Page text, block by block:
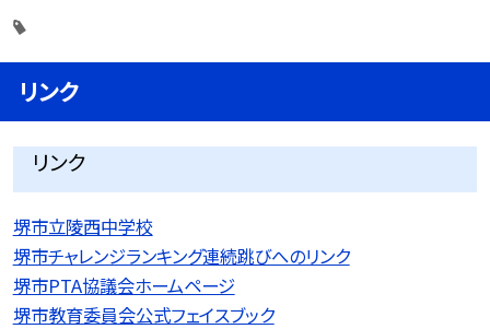
リンク
リンク
堺市立陵西中学校
堺市チャレンジランキング連続跳びへのリンク
堺市PTA協議会ホームページ
堺市教育委員会公式フェイスブック